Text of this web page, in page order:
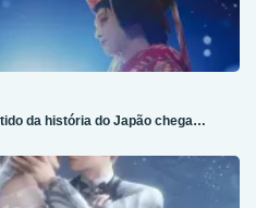
da história do Japão chega…